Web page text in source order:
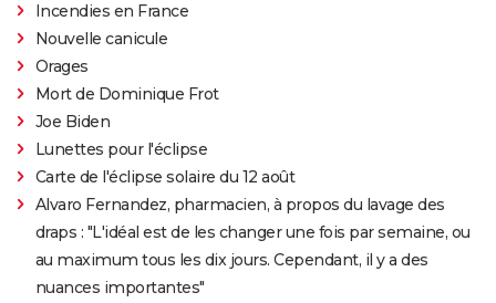
Incendies en France
Nouvelle canicule
Orages
Mort de Dominique Frot
Joe Biden
Lunettes pour l'éclipse
Carte de l'éclipse solaire du 12 août
Alvaro Fernandez, pharmacien, à propos du lavage des
draps : "L'idéal est de les changer une fois par semaine, ou
au maximum tous les dix jours. Cependant, il y a des
nuances importantes"